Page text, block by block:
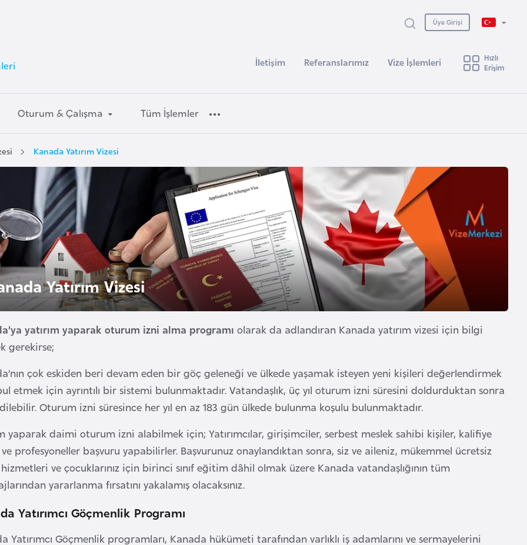
Üye Girişi
İletişim Referanslarımız Vize İşlemleri
Hızlı
Erişim
Oturum & Çalışma Tüm İşlemler
Kanada Yatırım Vizesi
Yatırım Vizesi
yatırım yaparak oturum izni alma programı olarak da adlandıran Kanada yatırım vizesi için bilgi
gerekirse;
çok eskiden beri devam eden bir göç geleneği ve ülkede yaşamak isteyen yeni kişileri değerlendirmek
etmek için ayrıntılı bir sistemi bulunmaktadır. Vatandaşlık, üç yıl oturum izni süresini doldurduktan sonra
Oturum izni süresince her yıl en az 183 gün ülkede bulunma koşulu bulunmaktadır.
yaparak daimi oturum izni alabilmek için; Yatırımcılar, girişimciler, serbest meslek sahibi kişiler, kalifiye
profesyoneller başvuru yapabilirler. Başvurunuz onaylandıktan sonra, siz ve aileniz, mükemmel ücretsiz
hizmetleri ve çocuklarınız için birinci sınıf eğitim dâhil olmak üzere Kanada vatandaşlığının tüm
yararlanma fırsatını yakalamış olacaksınız.
Yatırımcı Göçmenlik Programı
Yatırımcı Göçmenlik programları, Kanada hükümeti tarafından varlıklı iş adamlarını ve sermayelerini